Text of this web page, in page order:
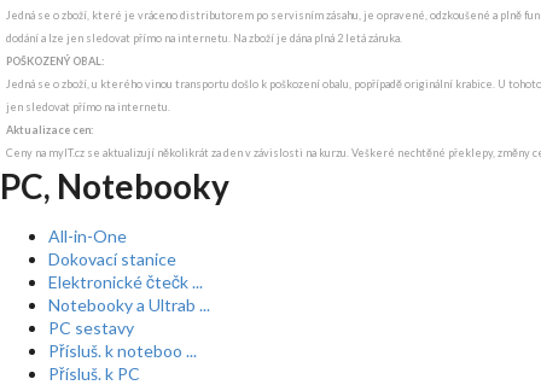
Jedná se o zboží, které je vráceno distributorem po servisním zásahu, je opravené, odzkoušené a plně
dodání a lze jen sledovat přímo na internetu. Na zboží je dána plná 2 letá záruka.
POŠKOZENÝ OBAL:
Jedná se o zboží, u kterého vinou transportu došlo k poškození obalu, popřípadě originální krabice. U
jen sledovat přímo na internetu.
Aktualizace cen:
Ceny na myIT.cz se aktualizují několikrát za den v závislosti na kurzu. Veškeré nechtěné překlepy, změny
PC, Notebooky
All-in-One
Dokovací stanice
Elektronické čtečk ...
Notebooky a Ultrab ...
PC sestavy
Přísluš. k noteboo ...
Přísluš. k PC